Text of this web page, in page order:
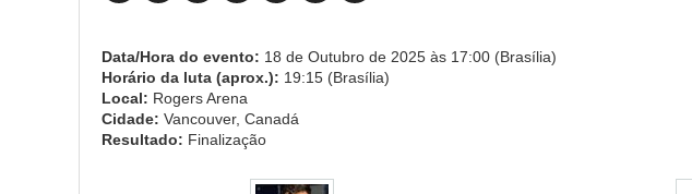
Data/Hora do evento: 18 de Outubro de 2025 às 17:00 (Brasília)
Horário da luta (aprox.): 19:15 (Brasília)
Local: Rogers Arena
Cidade: Vancouver, Canadá
Resultado: Finalização